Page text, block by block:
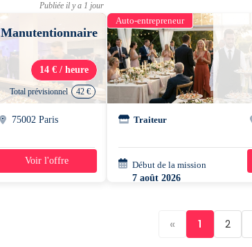
Publiée il y a 1 jour
Manutentionnaire
14 € / heure
Total prévisionnel 42 €
75002 Paris
1 jour
Voir l'offre
Auto-entrepreneur
Traiteur
Début de la mission
7 août 2026
« 1 2